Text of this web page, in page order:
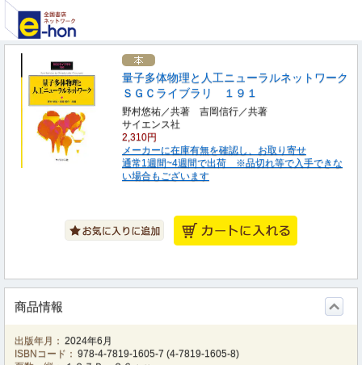
量子多体物理と人工ニューラルネットワーク
ＳＧＣライブラリ １９１
野村悠祐／共著 吉岡信行／共著
サイエンス社
2,310円
メーカーに在庫有無を確認し、お取り寄せ
通常1週間~4週間で出荷 ※品切れ等で入手できな
い場合もございます
商品情報
出版年月： 2024年6月
ISBNコード： 978-4-7819-1605-7 (4-7819-1605-8)